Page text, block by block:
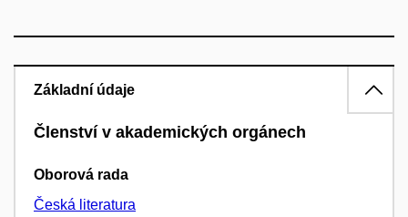
Základní údaje
Členství v akademických orgánech
Oborová rada
Česká literatura